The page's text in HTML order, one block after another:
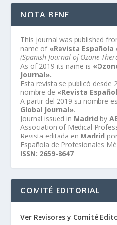
NOTA BENE
This journal was published
name of «Revista
(Spanish Journal of Ozone
As of 2019 its name is
Journal».
Esta revista se publicó desde
nombre de «Revista
A partir del 2019 su nombre es
Global Journal».
Journal issued in Madrid by
Association of Medical
Revista editada en Madrid
Española de Profesionales
ISSN: 2659-8647
COMITÉ EDITORIAL
Ver Revisores y Comité